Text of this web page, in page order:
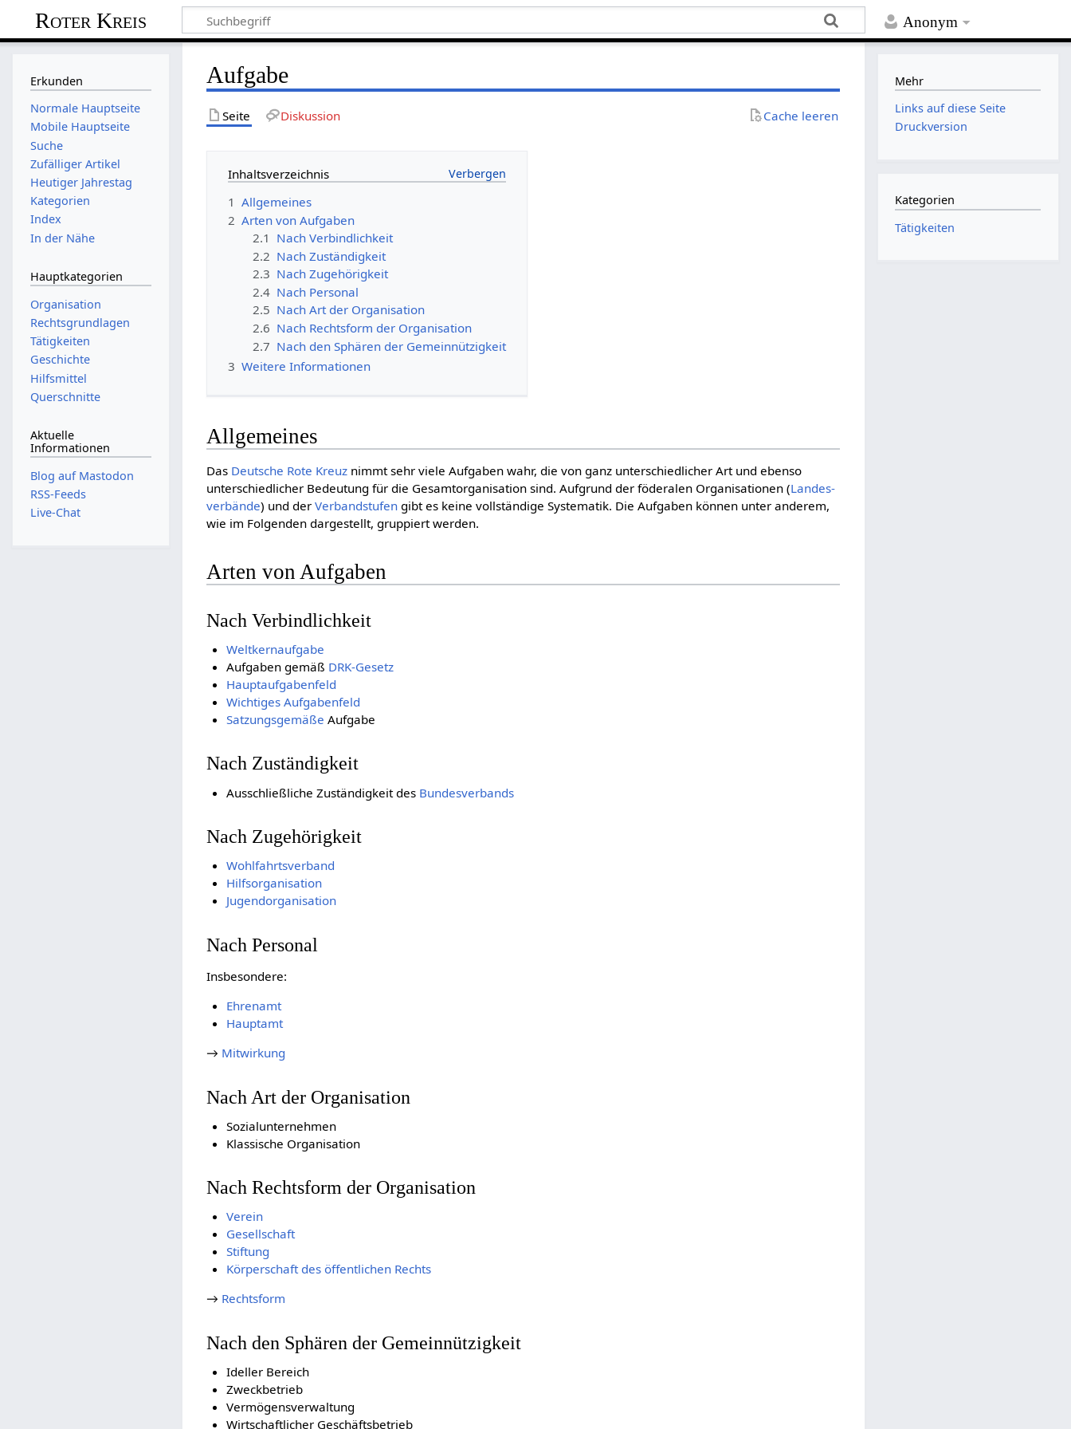
Anonym
Roter Kreis
Aufgabe
Seite Diskussion Cache leeren
Inhaltsverzeichnis
1 Allgemeines
2 Arten von Aufgaben
2.1 Nach Verbindlichkeit
2.2 Nach Zuständigkeit
2.3 Nach Zugehörigkeit
2.4 Nach Personal
2.5 Nach Art der Organisation
2.6 Nach Rechtsform der Organisation
2.7 Nach den Sphären der Gemeinnützigkeit
3 Weitere Informationen
Allgemeines
Das Deut­sche Rote Kreuz nimmt sehr viele Aufgaben wahr, die von ganz unterschiedlicher Art und ebenso
unterschiedlicher Bedeutung für die Gesamtorganisation sind. Aufgrund der föderalen Organisationen (Landes­
verbände) und derVerbandstufen gibt es keine vollständige Systematik. Die Aufgaben können unter anderem,
wie im Folgenden dargestellt, gruppiert werden.
Arten von Aufgaben
Nach Verbindlichkeit
Weltkernaufgabe
Aufgaben gemäß DRK-Gesetz
Hauptaufgabenfeld
Wichtiges Aufgabenfeld
Satzungsgemäße Aufgabe
Nach Zuständigkeit
Ausschließliche Zuständigkeit des Bundesverbands
Nach Zugehörigkeit
Wohlfahrtsverband
Hilfsorganisation
Jugendorganisation
Nach Personal
Insbesondere:
Ehrenamt
Hauptamt
→ Mitwirkung
Nach Art der Organisation
Sozialunternehmen
Klassische Organisation
Nach Rechtsform der Organisation
Verein
Gesellschaft
Stiftung
Körperschaft des öffentlichen Rechts
→ Rechtsform
Nach den Sphären der Gemeinnützigkeit
Ideller Bereich
Zweckbetrieb
Vermögensverwaltung
Wirtschaftlicher Geschäftsbetrieb
Erkunden
Normale Hauptseite
Mobile Hauptseite
Suche
Zufälliger Artikel
Heutiger Jahrestag
Kategorien
Index
In der Nähe
Hauptkategorien
Organisation
Rechtsgrundlagen
Tätigkeiten
Geschichte
Hilfsmittel
Querschnitte
Aktuelle
Informationen
Blog auf Mastodon
RSS-Feeds
Live-Chat
Mehr
Links auf diese Seite
Druckversion
Kategorien
Tätigkeiten